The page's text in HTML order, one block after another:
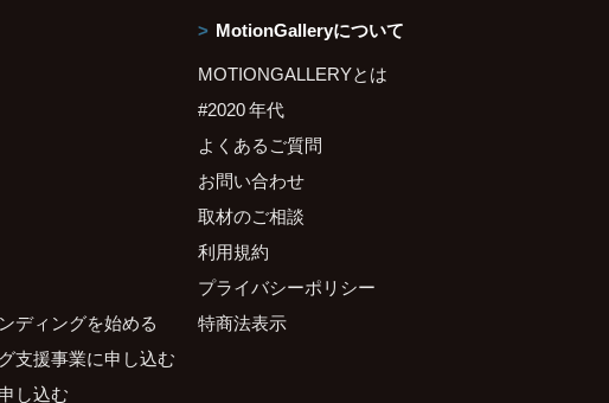
ディングを始める
支援事業に申し込む
し込む
MotionGalleryについて
MOTIONGALLERYとは
#2020 年代
よくあるご質問
お問い合わせ
取材のご相談
利用規約
プライバシーポリシー
特商法表示